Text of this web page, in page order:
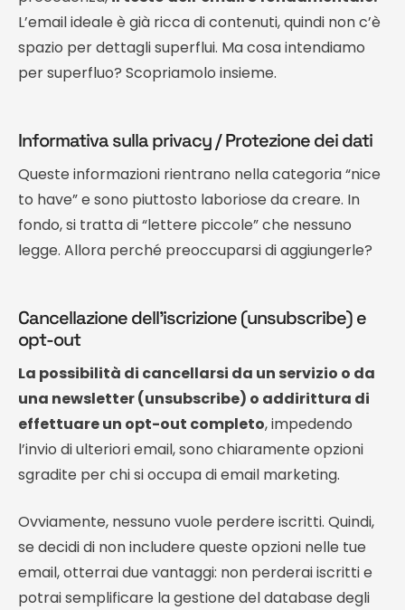
L’email ideale è già ricca di contenuti, quindi non c’è
spazio per dettagli superflui. Ma cosa intendiamo
per superfluo? Scopriamolo insieme.
Informativa sulla privacy / Protezione dei dati
Queste informazioni rientrano nella categoria “nice
to have” e sono piuttosto laboriose da creare. In
fondo, si tratta di “lettere piccole” che nessuno
legge. Allora perché preoccuparsi di aggiungerle?
Cancellazione dell’iscrizione (unsubscribe) e
opt-out
La possibilità di cancellarsi da un servizio o da
una newsletter (unsubscribe) o addirittura di
effettuare un opt-out completo, impedendo
l’invio di ulteriori email, sono chiaramente opzioni
sgradite per chi si occupa di email marketing.
Ovviamente, nessuno vuole perdere iscritti. Quindi,
se decidi di non includere queste opzioni nelle tue
email, otterrai due vantaggi: non perderai iscritti e
potrai semplificare la gestione del database degli